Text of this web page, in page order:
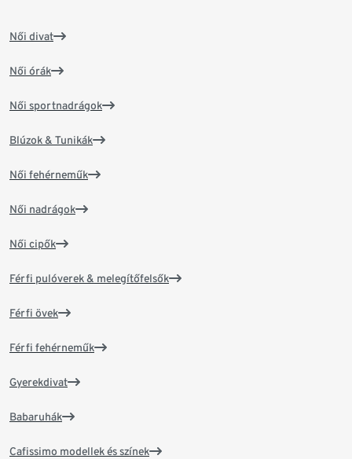
Női divat
Női órák
Női sportnadrágok
Blúzok & Tunikák
Női fehérneműk
Női nadrágok
Női cipők
Férfi pulóverek & melegítőfelsők
Férfi övek
Férfi fehérneműk
Gyerekdivat
Babaruhák
Cafissimo modellek és színek